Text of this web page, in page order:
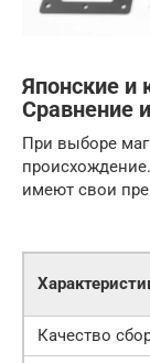
Японские и
Сравнение
При выборе
имеют свои
Качество